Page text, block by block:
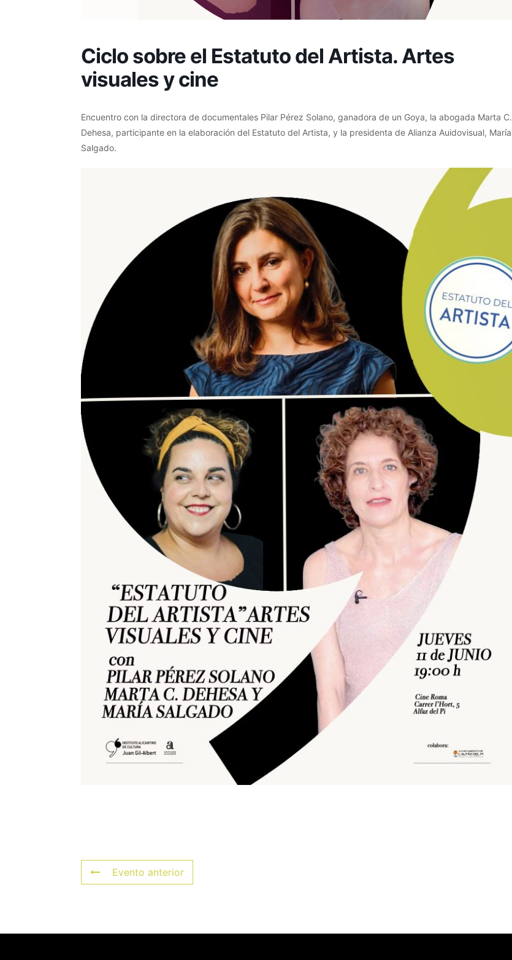
Ciclo sobre el Estatuto del Artista. Artes
visuales y cine
Encuentro con la directora de documentales Pilar Pérez Solano, ganadora de un Goya, la abogada Marta C.
Dehesa, participante en la elaboración del Estatuto del Artista, y la presidenta de Alianza Auidovisual, María
Salgado.
Evento anterior